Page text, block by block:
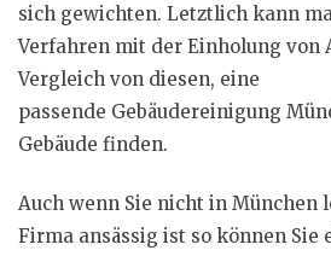
sich gewichten. Letztlich kann
Verfahren mit der Einholung von
Vergleich von diesen, eine
passende Gebäudereinigung
Gebäude finden.
Auch wenn Sie nicht in München
Firma ansässig ist so können Sie